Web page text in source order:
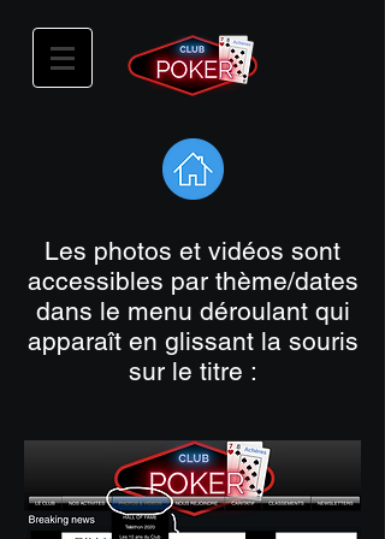
Les photos et vidéos sont
accessibles par thème/dates
dans le menu déroulant qui
apparaît en glissant la souris
sur le titre :